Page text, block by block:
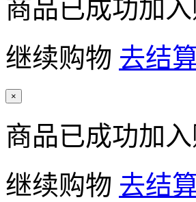
商品已成功加
继续购物 去结
×
商品已成功加
继续购物 去结